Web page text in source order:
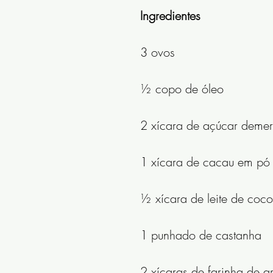
Ingredientes
3 ovos
½ copo de óleo
2 xícara de açúcar
1 xícara de cacau em pó
½ xícara de leite de coco
1 punhado de castanha